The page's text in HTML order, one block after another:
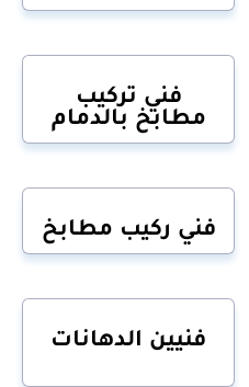
فني تركيب
مطابخ بالدمام
فني ركيب مطابخ
فنيين الدهانات